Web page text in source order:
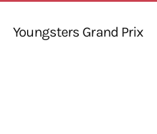
Youngsters Grand Prix